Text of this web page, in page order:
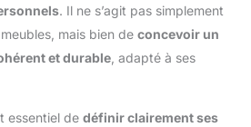
. Il ne s’agit pas simplement
mais bien de concevoir un
et durable , adapté à ses
essentiel de définir clairement ses